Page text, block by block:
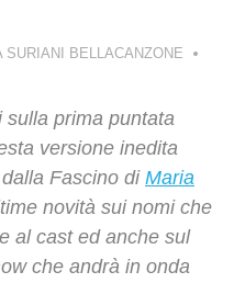
SURIANI BELLACANZONE
prima puntata
versione inedita
Fascino di Maria
novità sui nomi che
al cast ed anche sul
che andrà in onda